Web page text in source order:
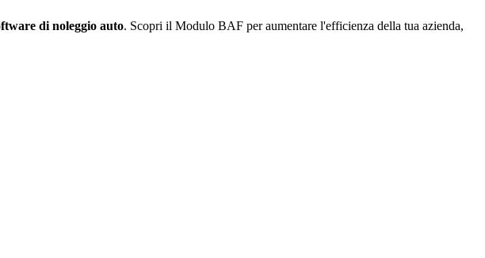
di noleggio auto. Scopri il Modulo BAF per aumentare l'efficienza della tua azienda,